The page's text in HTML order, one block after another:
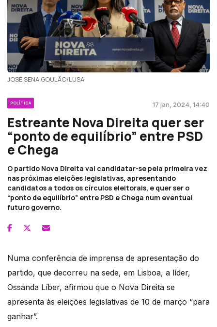
JOSÉ SENA GOULÃO/LUSA
POLÍTICA 17 jan, 2024, 14:40
Estreante Nova Direita quer ser
“ponto de equilíbrio” entre PSD
e Chega
O partido Nova Direita vai candidatar-se pela primeira vez
nas próximas eleições legislativas, apresentando
candidatos a todos os círculos eleitorais, e quer ser o
“ponto de equilíbrio” entre PSD e Chega num eventual
futuro governo.
Numa conferência de imprensa de apresentação do
partido, que decorreu na sede, em Lisboa, a líder,
Ossanda Líber, afirmou que o Nova Direita se
apresenta às eleições legislativas de 10 de março “para
ganhar”.